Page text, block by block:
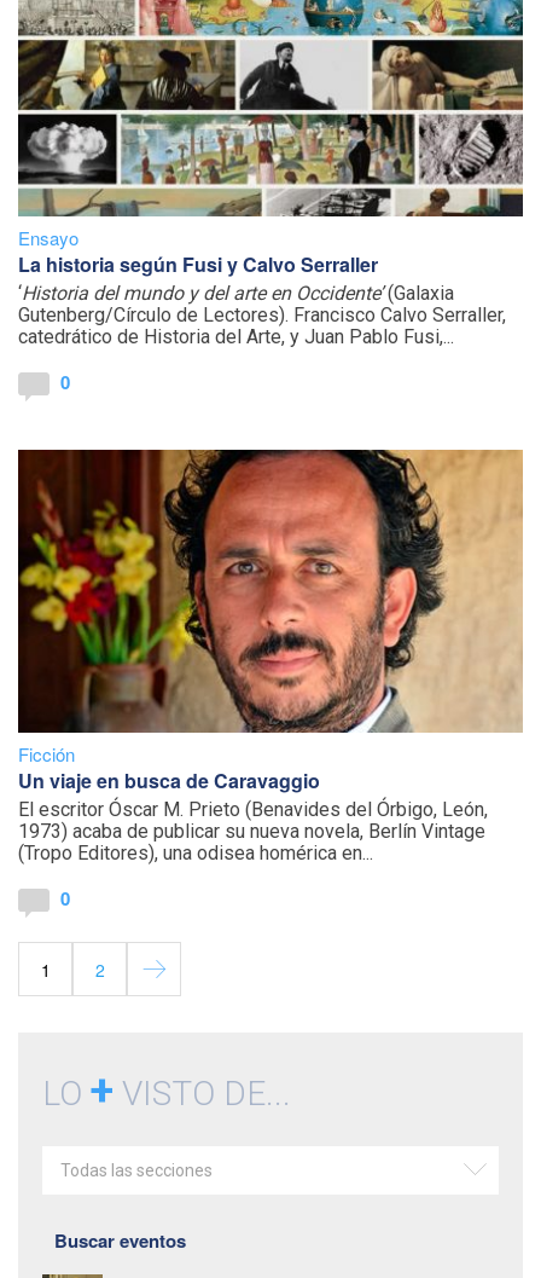
Ensayo
La historia según Fusi y Calvo Serraller
‘Historia del mundo y del arte en Occidente’(Galaxia
Gutenberg/Círculo de Lectores). Francisco Calvo Serraller,
catedrático de Historia del Arte, y Juan Pablo Fusi,...
0
Ficción
Un viaje en busca de Caravaggio
El escritor Óscar M. Prieto (Benavides del Órbigo, León,
1973) acaba de publicar su nueva novela, Berlín Vintage
(Tropo Editores), una odisea homérica en...
0
1 2
LO + VISTO DE...
Todas las secciones
Buscar eventos